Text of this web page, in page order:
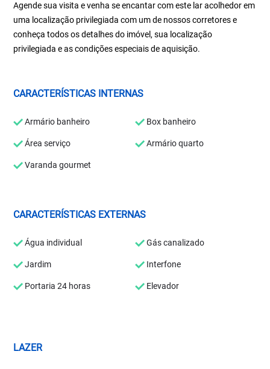
Agende sua visita e venha se encantar com este lar acolhedor em
uma localização privilegiada com um de nossos corretores e
conheça todos os detalhes do imóvel, sua localização
privilegiada e as condições especiais de aquisição.
CARACTERÍSTICAS INTERNAS
Armário banheiro Box banheiro
Área serviço Armário quarto
Varanda gourmet
CARACTERÍSTICAS EXTERNAS
Água individual Gás canalizado
Jardim Interfone
Portaria 24 horas Elevador
LAZER